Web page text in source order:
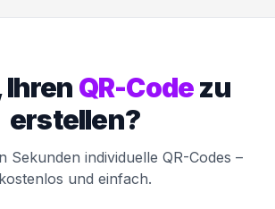
Ihren QR-Codezu
erstellen?
Sekunden individuelle QR-Codes –
kostenlos und einfach.